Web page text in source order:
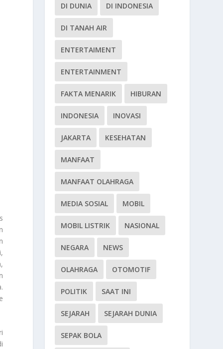
DI DUNIA DI INDONESIA
DI TANAH AIR
ENTERTAIMENT
ENTERTAINMENT
FAKTA MENARIK HIBURAN
INDONESIA INOVASI
JAKARTA KESEHATAN
MANFAAT
MANFAAT OLAHRAGA
MEDIA SOSIAL MOBIL
MOBIL LISTRIK NASIONAL
NEGARA NEWS
OLAHRAGA OTOMOTIF
POLITIK SAAT INI
SEJARAH SEJARAH DUNIA
SEPAK BOLA